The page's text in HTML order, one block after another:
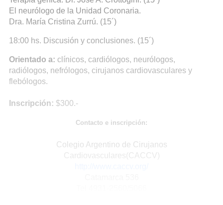
El neurólogo de la Unidad Coronaria.
Dra. María Cristina Zurrú. (15´)
18:00 hs. Discusión y conclusiones. (15´)
Orientado a: clínicos, cardiólogos, neurólogos,
radiólogos, nefrólogos, cirujanos cardiovasculares y
flebólogos.
Inscripción: $300.-
Contacto e inscripción:
Colegio Argentino de Cirujanos
Cardiovasculares(CACCV)